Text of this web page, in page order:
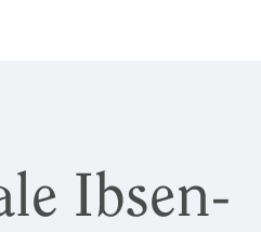
Ibsen-